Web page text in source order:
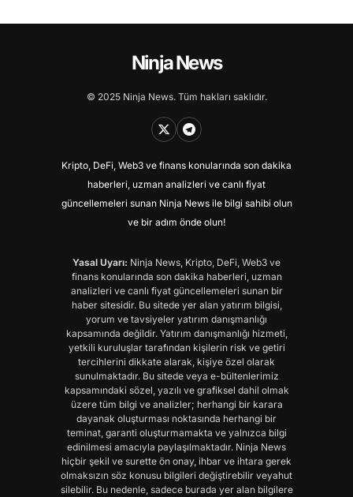
Ninja News
© 2025 Ninja News. Tüm hakları saklıdır.
Kripto, DeFi, Web3 ve finans konularında son dakika
haberleri, uzman analizleri ve canlı fiyat
güncellemeleri sunan Ninja News ile bilgi sahibi olun
ve bir adım önde olun!
Yasal Uyarı: Ninja News, Kripto, DeFi, Web3 ve
finans konularında son dakika haberleri, uzman
analizleri ve canlı fiyat güncellemeleri sunan bir
haber sitesidir. Bu sitede yer alan yatırım bilgisi,
yorum ve tavsiyeler yatırım danışmanlığı
kapsamında değildir. Yatırım danışmanlığı hizmeti,
yetkili kuruluşlar tarafından kişilerin risk ve getiri
tercihlerini dikkate alarak, kişiye özel olarak
sunulmaktadır. Bu sitede veya e-bültenlerimiz
kapsamındaki sözel, yazılı ve grafiksel dahil olmak
üzere tüm bilgi ve analizler; herhangi bir karara
dayanak oluşturması noktasında herhangi bir
teminat, garanti oluşturmamakta ve yalnızca bilgi
edinilmesi amacıyla paylaşılmaktadır. Ninja News
hiçbir şekil ve surette ön onay, ihbar ve ihtara gerek
olmaksızın söz konusu bilgileri değiştirebilir veyahut
silebilir. Bu nedenle, sadece burada yer alan bilgilere